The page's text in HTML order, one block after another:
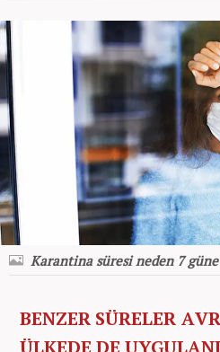
Karantina süresi neden 7
BENZER SÜRELER